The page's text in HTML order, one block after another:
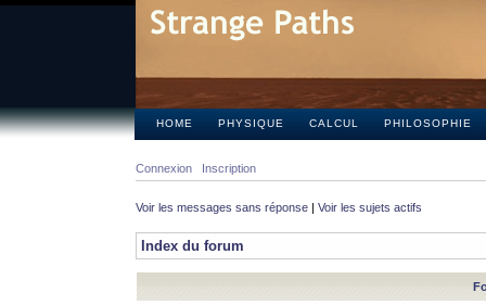
HOME PHYSIQUE CALCUL PHILOSOPHIE
Connexion Inscription
Voir les messages sans réponse | Voir les sujets actifs
Index du forum